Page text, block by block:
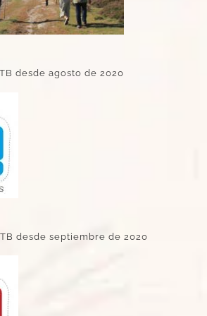
desde agosto de 2020
desde septiembre de 2020